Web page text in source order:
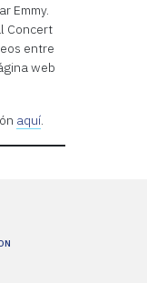
Emmy.
Concert
entre
web
aquí.